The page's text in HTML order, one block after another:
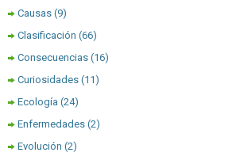
Causas (9)
Clasificación (66)
Consecuencias (16)
Curiosidades (11)
Ecología (24)
Enfermedades (2)
Evolución (2)